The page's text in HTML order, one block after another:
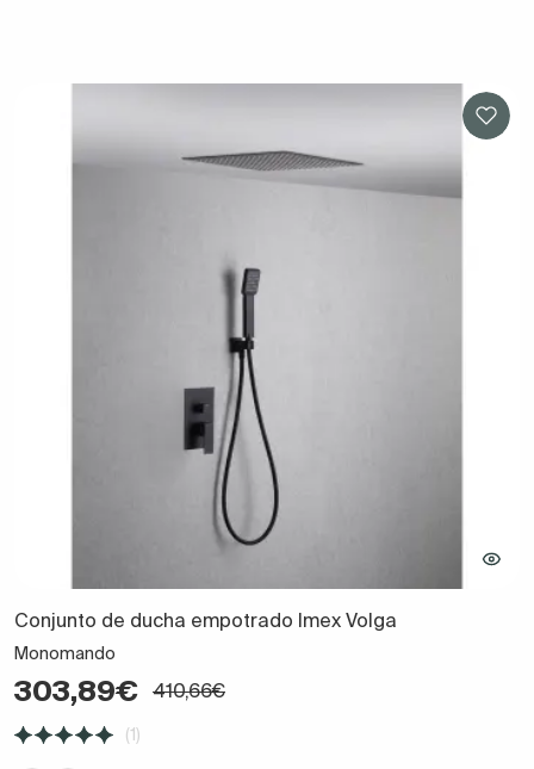
Conjunto de ducha empotrado Imex Volga
Monomando
303,89€ 410,66€
(1)